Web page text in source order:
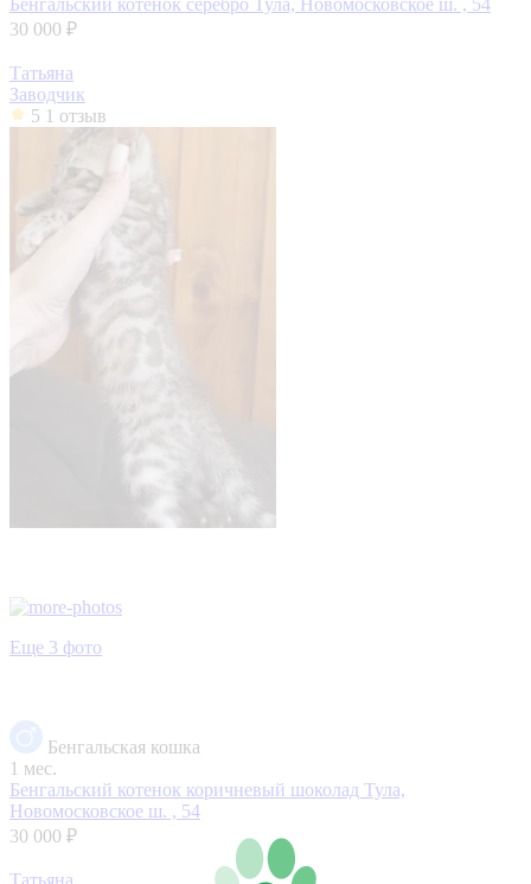
30 000 ₽
Татьяна
Заводчик
5 1 отзыв
Еще 3 фото
Бенгальская кошка
1 мес.
Бенгальский котенок коричневый шоколад Тула,
Новомосковское ш. , 54
30 000 ₽
Татьяна